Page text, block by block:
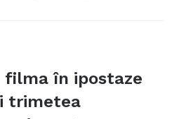
filma în ipostaze
trimetea